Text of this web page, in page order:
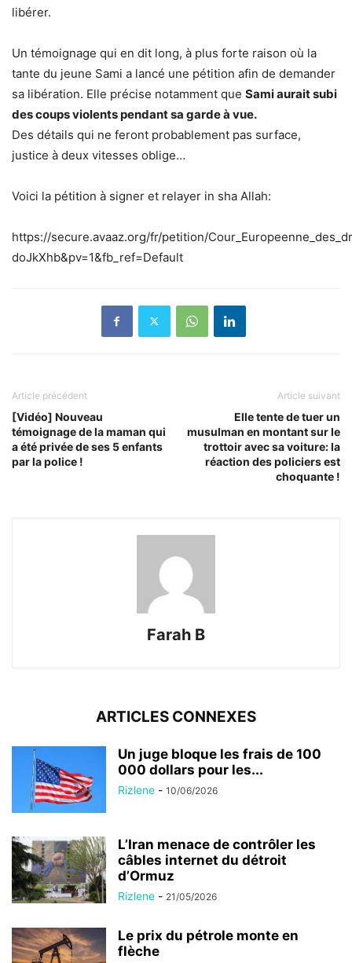
libérer.
Un témoignage qui en dit long, à plus forte raison où la
tante du jeune Sami a lancé une pétition afin de demander
sa libération. Elle précise notamment que Sami aurait subi
des coups violents pendant sa garde à vue.
Des détails qui ne feront probablement pas surface,
justice à deux vitesses oblige…
Voici la pétition à signer et relayer in sha Allah:
https://secure.avaaz.org/fr/petition/
doJkXhb&pv=1&fb_ref=Default
Article précédent
[Vidéo] Nouveau
témoignage de la maman qui
a été privée de ses 5 enfants
par la police !
Article suivant
Elle tente de tuer un
musulman en montant sur le
trottoir avec sa voiture: la
réaction des policiers est
choquante !
Farah B
ARTICLES CONNEXES
Un juge bloque les frais de 100
000 dollars pour les...
Rizlene - 10/06/2026
L’Iran menace de contrôler les
câbles internet du détroit
d’Ormuz
Rizlene - 21/05/2026
Le prix du pétrole monte en
flèche